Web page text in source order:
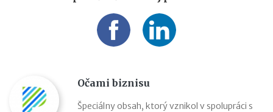
Očami biznisu
Špeciálny obsah, ktorý vznikol v spolupráci s